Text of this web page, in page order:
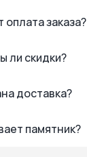
оплата заказа?
ли скидки?
доставка?
памятник?